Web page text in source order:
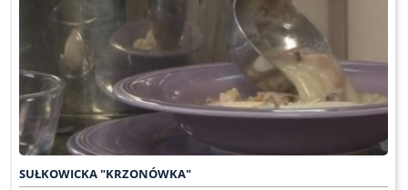
SUŁKOWICKA "KRZONÓWKA"